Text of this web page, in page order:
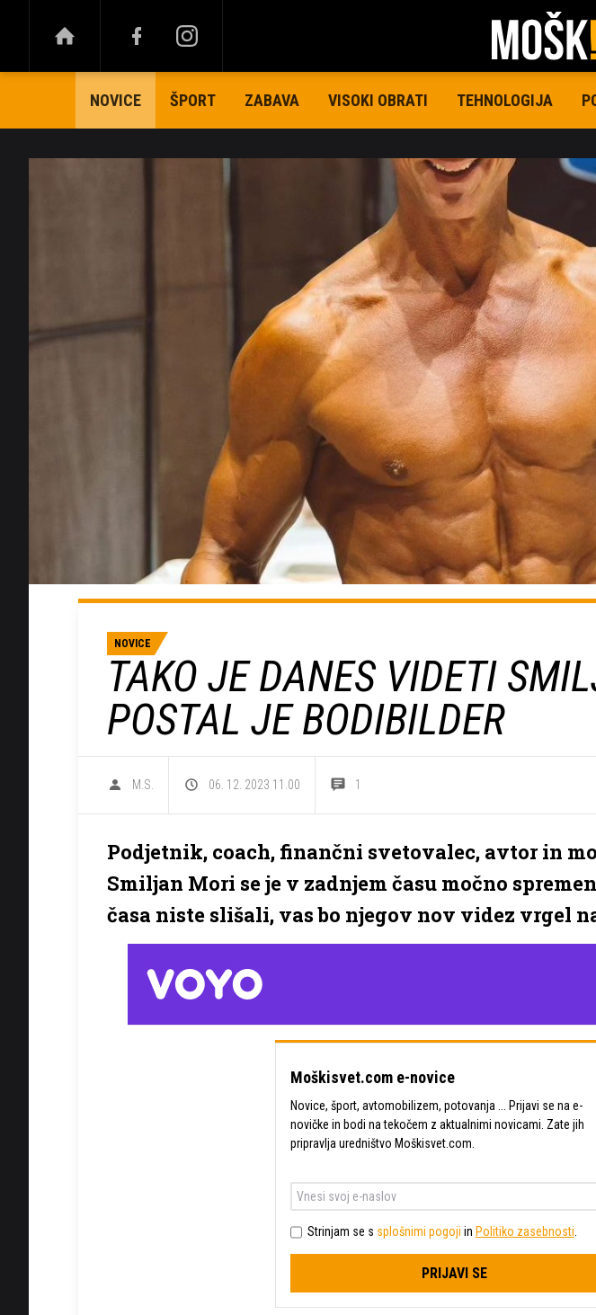
NOVICE ŠPORT ZABAVA VISOKI OBRATI TEHNOLOGIJA
NOVICE
TAKO JE DANES VIDETI
POSTAL JE BODIBILDER
M.S. 06. 12. 2023 11.00 1
Podjetnik, coach, finančni svetovalec, avtor in
Smiljan Mori se je v zadnjem času močno
časa niste slišali, vas bo njegov nov videz vrgel
Moškisvet.com e-novice
Novice, šport, avtomobilizem, potovanja ... Prijavi se na e-
novičke in bodi na tekočem z aktualnimi novicami. Zate jih
pripravlja uredništvo Moškisvet.com.
Strinjam se s splošnimi pogoji in Politiko zasebnosti
PRIJAVI SE